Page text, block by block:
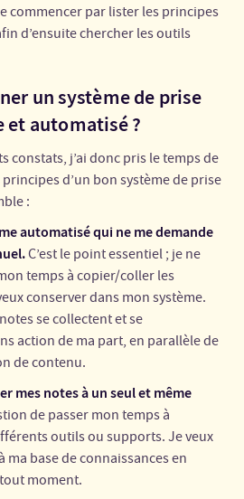
commencer par lister les principes
d’ensuite chercher les outils
un système de prise
et automatisé ?
constats, j’ai donc pris le temps de
d’un bon système de prise
:
automatisé qui ne me demande
C’est le point essentiel ; je ne
temps à copier/coller les
conserver dans mon système.
se collectent et se
action de ma part, en parallèle de
de contenu.
mes notes à un seul et même
de passer mon temps à
outils ou supports. Je veux
ma base de connaissances en
moment.